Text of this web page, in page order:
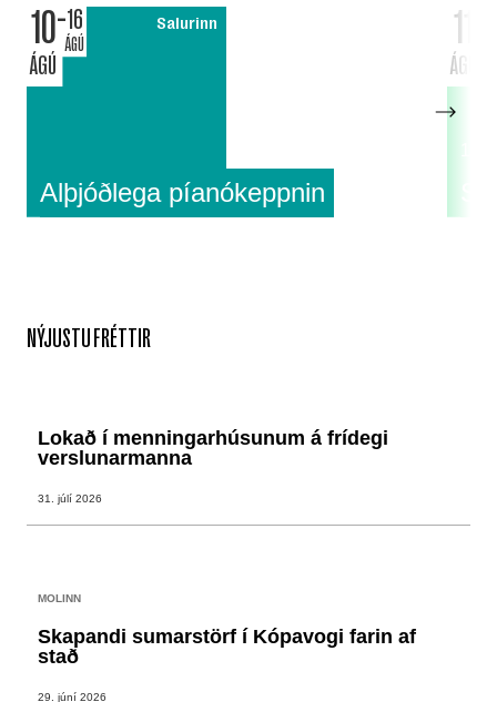
10
ÁGÚ
16
ÁGÚ
Salurinn
Alþjóðlega píanókeppnin
11
ÁGÚ
NÝJUSTU FRÉTTIR
Lokað í menningarhúsunum á frídegi
verslunarmanna
31. júlí 2026
MOLINN
Skapandi sumarstörf í Kópavogi farin af
stað
29. júní 2026